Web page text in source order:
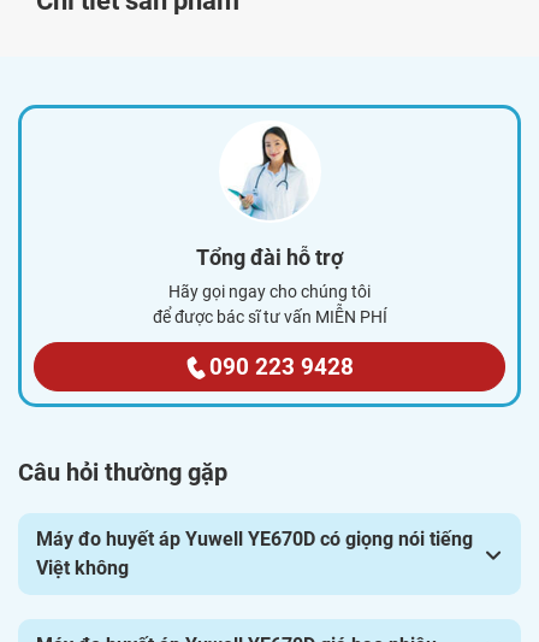
Giấy chứng nhận đại lý của BPPharma và Pharmart
Pharmart.vntự hào với đội ngũ Dược sĩ chuyên môn cao,
chuyên cung cấp các dòng sản phẩm thiết bị y tế chất
lượng hàng đầu, chính hãng từ nhà cung cấp, có đầy đủ
Tổng đài hỗ trợ
Hãy gọi ngay cho chúng tôi
để được bác sĩ tư vấn MIỄN PHÍ
090 223 9428
Câu hỏi thường gặp
Máy đo huyết áp Yuwell YE670D có giọng nói tiếng
Việt không